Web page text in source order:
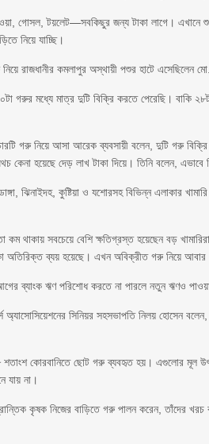
গোসল, টয়লেট—সবকিছুর জন্য টাকা লাগে। এখানে
নিয়ে যাচ্ছি।
নিয়ে রাজধানীর কমলাপুর অস্থায়ী পশুর হাটে
গরুর মধ্যে মাত্র দুটি বিক্রি করতে পেরেছি। বাকি
চারটি গরু নিয়ে আসা আরেক ব্যবসায়ী বলেন, দুটি গরু
কেনা হয়েছে দেড় লাখ টাকা দিয়ে। তিনি বলেন,
ঝিনাইদহ, কুষ্টিয়া ও যশোরসহ বিভিন্ন এলাকার
কম থাকায় সবচেয়ে বেশি ক্ষতিগ্রস্ত হয়েছেন বড়
অতিরিক্ত ব্যয় হয়েছে। এখন অবিক্রীত গরু নিয়ে আবার
ব্যাংক ঋণ পরিশোধ করতে না পারলে নতুন ঋণও
অ্যাসোসিয়েশনের সিনিয়র সহসভাপতি নিলয় হোসেন
শতাংশ কোরবানিতে ছোট গরু ব্যবহৃত হয়। এগুলোর মূল
যায় না।
কৃষক নিজের বাড়িতে গরু পালন করেন, তাঁদের